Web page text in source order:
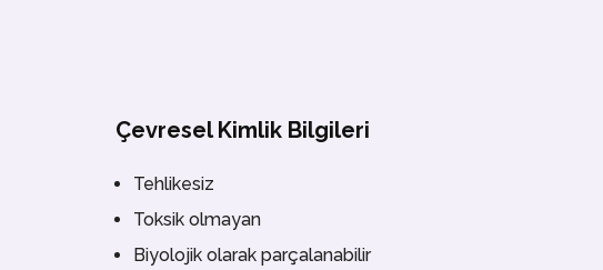
Çevresel Kimlik Bilgileri
Tehlikesiz
Toksik olmayan
Biyolojik olarak parçalanabilir